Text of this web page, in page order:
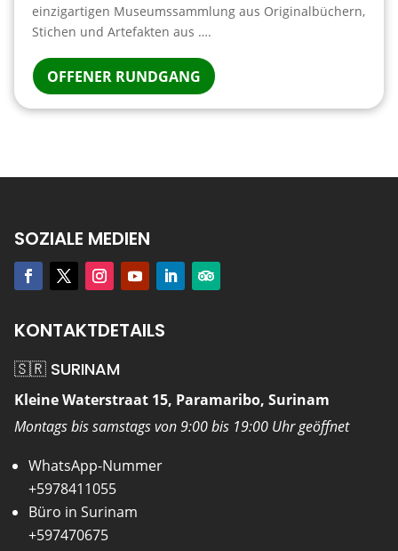
einzigartigen Museumssammlung aus Originalbüchern,
Stichen und Artefakten aus ….
OFFENER RUNDGANG
SOZIALE MEDIEN
KONTAKTDETAILS
🇸🇷 SURINAM
Kleine Waterstraat 15, Paramaribo, Surinam
Montags bis samstags von 9:00 bis 19:00 Uhr geöffnet
WhatsApp-Nummer
+5978411055
Büro in Surinam
+597470675